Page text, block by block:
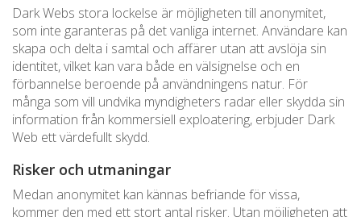
Dark Webs stora lockelse är möjligheten till anonymitet,
som inte garanteras på det vanliga internet. Användare kan
skapa och delta i samtal och affärer utan att avslöja sin
identitet, vilket kan vara både en välsignelse och en
förbannelse beroende på användningens natur. För
många som vill undvika myndigheters radar eller skydda sin
information från kommersiell exploatering, erbjuder Dark
Web ett värdefullt skydd.
Risker och utmaningar
Medan anonymitet kan kännas befriande för vissa,
kommer den med ett stort antal risker. Utan möjligheten att